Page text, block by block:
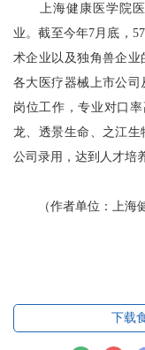
上海健康医学院医
业。截至今年7月底，
术企业以及独角兽企
各大医疗器械上市公
岗位工作，专业对口
龙、透景生命、之江
公司录用，达到人才培
（作者单位：上海健
下载